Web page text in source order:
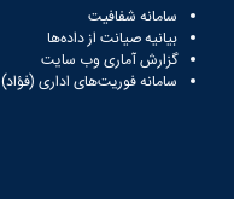
سامانه شفافیت
بیانیه صیانت از داده‌ها
گزارش آماری وب‌ سایت
سامانه فوریت‌های اداری (فؤاد)